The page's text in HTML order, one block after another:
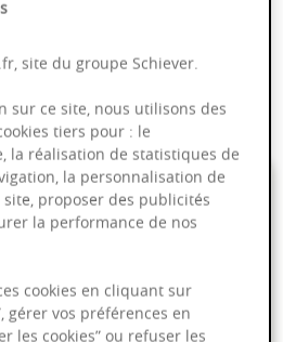
€
site du groupe Schiever.
sur ce site, nous utilisons des
tiers pour : le
la réalisation de statistiques de
la personnalisation de
proposer des publicités
la performance de nos
cookies en cliquant sur
gérer vos préférences en
les cookies” ou refuser les